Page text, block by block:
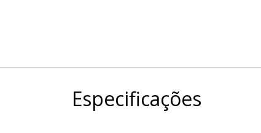
Especificações